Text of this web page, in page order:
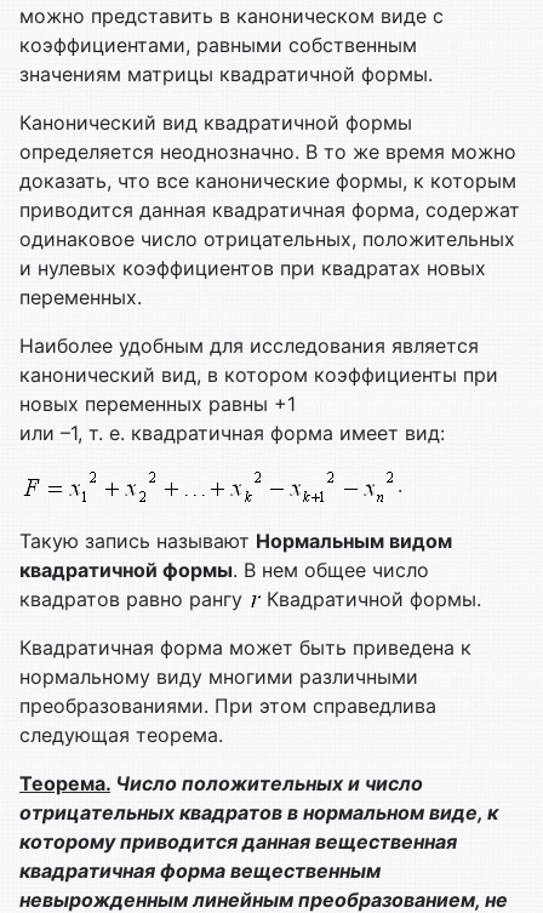
можно представить в каноническом виде с
коэффициентами, равными собственным
значениям матрицы квадратичной формы.
Канонический вид квадратичной формы
определяется неоднозначно. В то же время можно
доказать, что все канонические формы, к которым
приводится данная квадратичная форма, содержат
одинаковое число отрицательных, положительных
и нулевых коэффициентов при квадратах новых
переменных.
Наиболее удобным для исследования является
канонический вид, в котором коэффициенты при
новых переменных равны +1
или –1, т. е. квадратичная форма имеет вид:
.
Такую запись называют Нормальным видом
квадратичной формы. В нем общее число
квадратов равно рангу
Квадратичной формы.
Квадратичная форма может быть приведена к
нормальному виду многими различными
преобразованиями. При этом справедлива
следующая теорема.
Теорема. Число положительных и число
отрицательных квадратов в нормальном виде, к
которому приводится данная вещественная
квадратичная форма вещественным
невырожденным линейным преобразованием, не